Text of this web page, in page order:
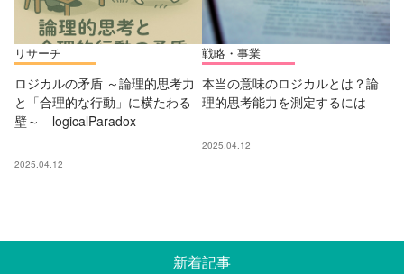
リサーチ
ロジカルの矛盾 ～論理的思考力
と「合理的な行動」に横たわる
壁～ logicalParadox
2025.04.12
戦略・事業
本当の意味のロジカルとは？論
理的思考能力を測定するには
2025.04.12
新着記事